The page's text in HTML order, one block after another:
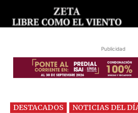
Publicidad
DESTACADOS NOTICIAS DEL